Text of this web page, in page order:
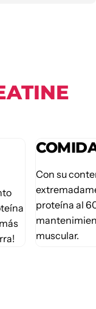
Con su
proteína al
muscular.